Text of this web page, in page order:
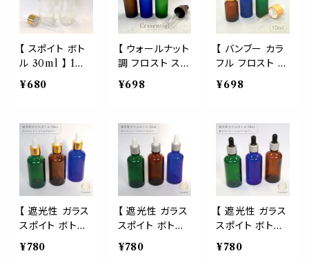
【 スポイト ボト
ル 30ml 】 1本
クリア ガラス 白
ピペット ゴール
円柱 ホワイト ゴ
ールド ガラス製
詰め替え 詰替
容器 空容器 高
級 透明 化粧水
美容液 美容 旅
行 携帯 持ち運
び コスメ アロ
ルオイル 精油
¥680
【 ウォールナット
調 フロスト スポ
イト ボトル 】10
ml 1本 選べる
青 冠 フレーム
キャップ 遮光性
ガラス 精油 エッ
センシャル オイ
ル アロマ クラフ
ト 美容液 スキン
ケア ナチュラル
自然 おしゃれ
ハンドメイド コ
¥698
【 バンブー カラ
フル フロスト ス
ポイト ボトル 】1
0ml 1本 選べる
青 天然 竹 冠 フ
レーム キャップ
遮光性 ガラス
精油 エッセンシ
ャル オイル アロ
マ クラフト 美容
液 エマルジョン
スキンケア ナチ
ゃれ 可愛い クラ
¥698
【 遮光性 ガラス
スポイト ボトル
50ml 】1本 白ピ
¥780
【 遮光性 ガラス
スポイト ボトル
50ml 】1本 白ピ
¥780
【 遮光性 ガラス
スポイト ボトル
50ml 】1本 黒ピ
¥780